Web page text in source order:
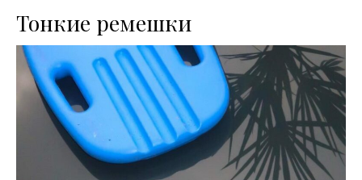
Тонкие ремешки